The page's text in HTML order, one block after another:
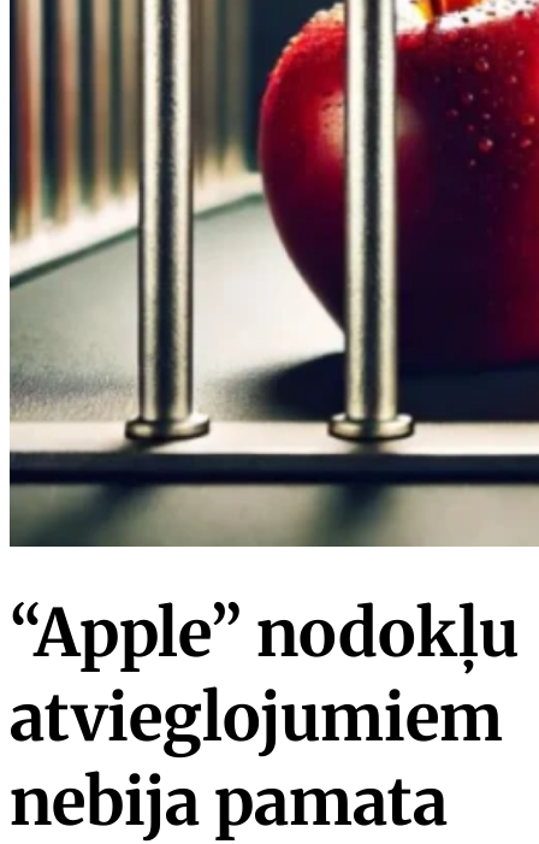
“Apple” nodokļu
atvieglojumiem
nebija pamata